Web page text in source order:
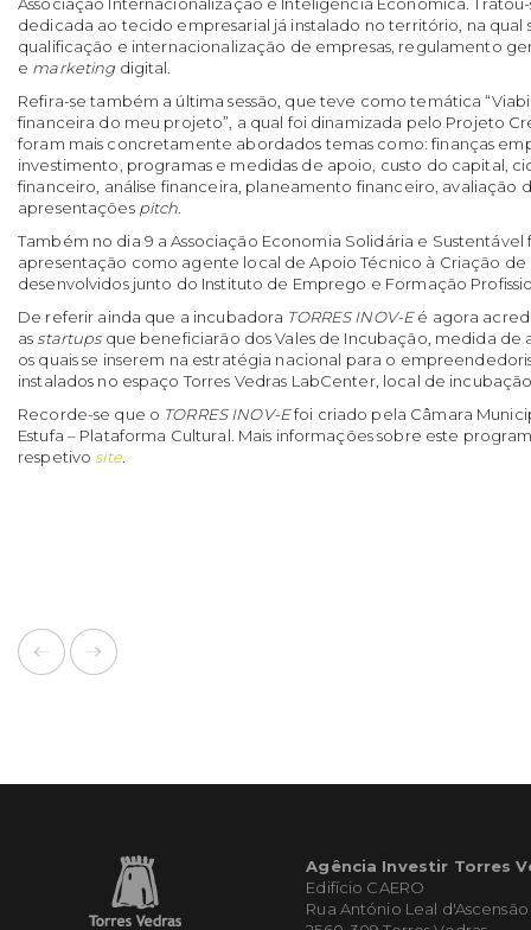
dedicada ao tecido empresarial já instalado no território, na qual
qualificação e internacionalização de empresas, regulamento
e marketing digital.
Refira-se também a última sessão, que teve como temática
financeira do meu projeto”, a qual foi dinamizada pelo Projeto
foram mais concretamente abordados temas como: finanças
investimento, programas e medidas de apoio, custo do capital,
financeiro, análise financeira, planeamento financeiro, avaliação
apresentações pitch
Também no dia 9 a Associação Economia Solidária e
apresentação como agente local de Apoio Técnico à Criação
desenvolvidos junto do Instituto de Emprego e Formação
De referir ainda que a incubadora TORRES INOV-Eé agora
as startupsque beneficiarão dos Vales de Incubação, medida de
os quais se inserem na estratégia nacional para o
instalados no espaço Torres Vedras LabCenter, local de
Recorde-se que o TORRES INOV-Efoi criado pela Câmara
Estufa – Plataforma Cultural. Mais informações sobre este
respetivo site.
Agência Investir Torres
Edifício CAERO
Rua António Leal d'Ascensão